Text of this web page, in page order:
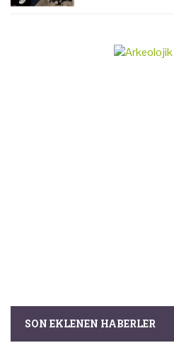
SON EKLENEN HABERLER